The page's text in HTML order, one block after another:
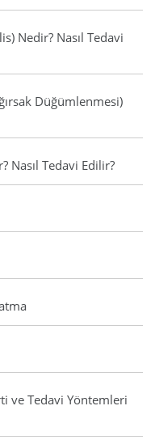
Nedir? Nasıl Tedavi
Düğümlenmesi)
Nasıl Tedavi Edilir?
ve Tedavi Yöntemleri